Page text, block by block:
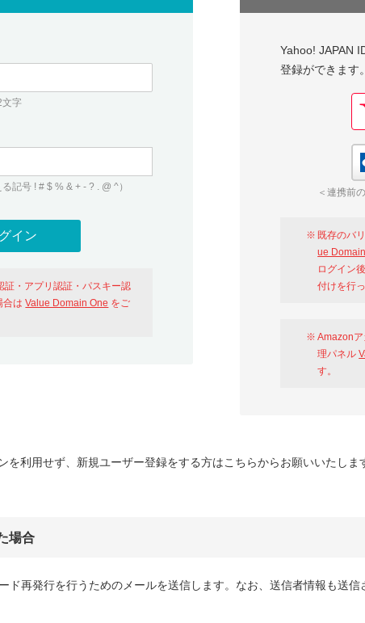
字
記号 ! # $ % & + - ? . @ ^）
証・アプリ認証・パスキー認
合はValue Domain One をご
Yahoo! JAPAN
登録ができます。
＜連携前
既存のバ
ue
ログイン
付けを行
Amazon
理パネル
す。
を利用せず、新規ユーザー登録をする方はこちらからお願いいたしま
場合
ド再発行を行うためのメールを送信します。なお、送信者情報も送信